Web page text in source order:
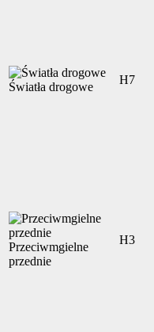
Światła drogowe
H7
Przeciwmgielne
przednie
H3